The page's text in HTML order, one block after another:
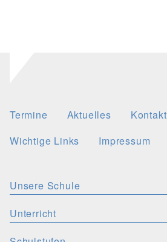
Termine Aktuelles Kontakt
Wichtige Links
Impressum
Unsere Schule
Aktuelles
KONZEPTE
Christliche Akzente
Unterricht